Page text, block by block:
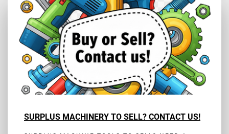
SURPLUS MACHINERY TO SELL? CONTACT US!